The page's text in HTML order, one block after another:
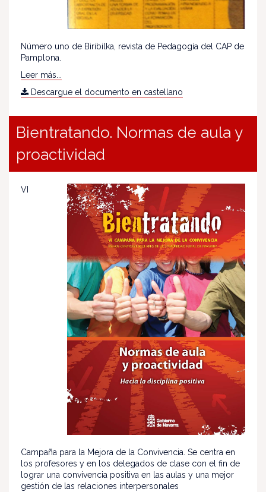
Número uno de Biribilka, revista de Pedagogía del CAP de
Pamplona.
Leer más...
Descargue el documento en castellano
Bientratando. Normas de aula y
proactividad
VI
Campaña para la Mejora de la Convivencia. Se centra en
los profesores y en los delegados de clase con el fin de
lograr una convivencia positiva en las aulas y una mejor
gestión de las relaciones interpersonales